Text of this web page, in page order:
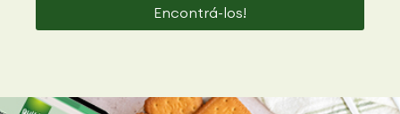
Encontrá-los!